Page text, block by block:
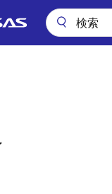
Main
」による当社事業活動へ
本地方
業活動
第3報）